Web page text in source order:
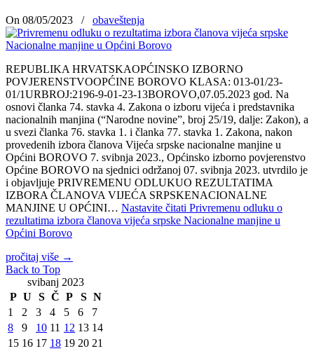
On 08/05/2023 / obaveštenja
REPUBLIKA HRVATSKAOPĆINSKO IZBORNO
POVJERENSTVOOPĆINE BOROVO KLASA: 013-01/23-
01/1URBROJ:2196-9-01-23-13BOROVO,07.05.2023 god. Na
osnovi članka 74. stavka 4. Zakona o izboru vijeća i predstavnika
nacionalnih manjina (“Narodne novine”, broj 25/19, dalje: Zakon), a
u svezi članka 76. stavka 1. i članka 77. stavka 1. Zakona, nakon
provedenih izbora članova Vijeća srpske nacionalne manjine u
Općini BOROVO 7. svibnja 2023., Općinsko izborno povjerenstvo
Općine BOROVO na sjednici održanoj 07. svibnja 2023. utvrdilo je
i objavljuje PRIVREMENU ODLUKUO REZULTATIMA
IZBORA ČLANOVA VIJEĆA SRPSKENACIONALNE
MANJINE U OPĆINI… Nastavite čitati Privremenu odluku o
rezultatima izbora članova vijeća srpske Nacionalne manjine u
Općini Borovo
pročitaj više →
Back to Top
svibanj 2023
P U S Č P S N
1
2 3 4 5 6
7
8
9 10 11 12 13 14
15 16 17 18 19 20 21